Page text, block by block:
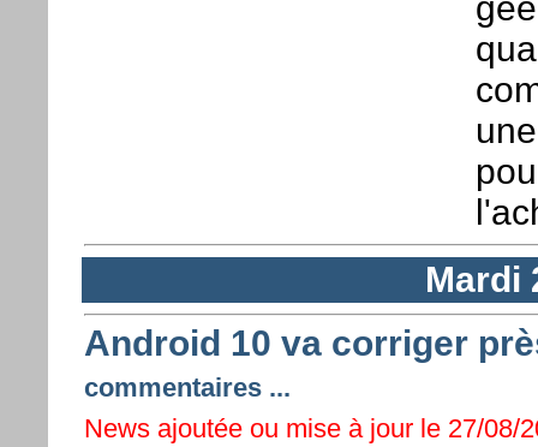
Mardi
Android 10 va corriger
commentaires ...
News ajoutée ou mise à jour le 27/08/